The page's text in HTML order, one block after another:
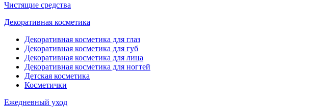
Чистящие средства
Декоративная косметика
Декоративная косметика для глаз
Декоративная косметика для губ
Декоративная косметика для лица
Декоративная косметика для ногтей
Детская косметика
Косметички
Ежедневный уход